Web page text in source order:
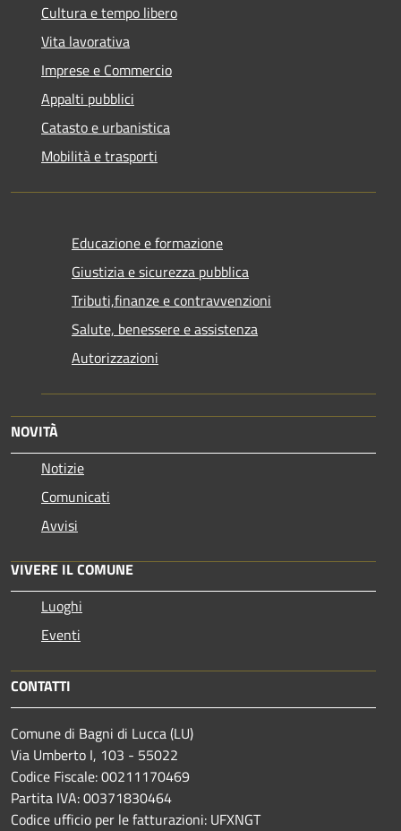
Cultura e tempo libero
Vita lavorativa
Imprese e Commercio
Appalti pubblici
Catasto e urbanistica
Mobilità e trasporti
Educazione e formazione
Giustizia e sicurezza pubblica
Tributi,finanze e contravvenzioni
Salute, benessere e assistenza
Autorizzazioni
NOVITÀ
Notizie
Comunicati
Avvisi
VIVERE IL COMUNE
Luoghi
Eventi
CONTATTI
Comune di Bagni di Lucca (LU)
Via Umberto I, 103 - 55022
Codice Fiscale: 00211170469
Partita IVA: 00371830464
Codice ufficio per le fatturazioni: UFXNGT